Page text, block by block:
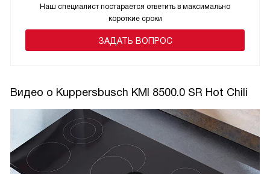
Наш специалист постарается ответить в максимально
короткие сроки
ЗАДАТЬ ВОПРОС
Видео о Kuppersbusch KMI 8500.0 SR Hot Chili